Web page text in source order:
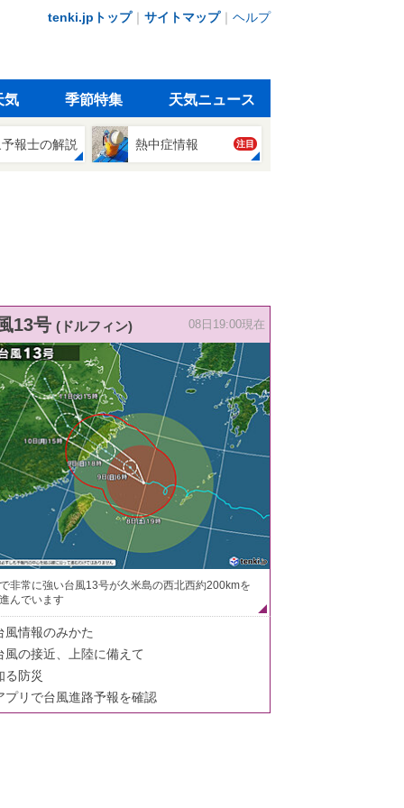
tenki.jpトップ｜ サイトマップ｜ ヘルプ
気 季節特集 天気ニュース
報士の解説 熱中症情報 注目
13号 (ドルフィン) 08日19:00現在
非常に強い台風13号が久米島の西北西約200kmを
んでいます
風情報のみかた
風の接近、上陸に備えて
る防災
プリで台風進路予報を確認